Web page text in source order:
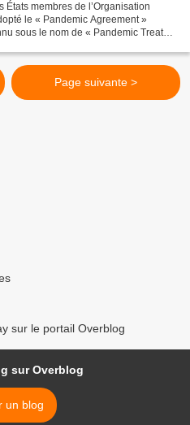
États membres de l’Organisation
le « Pandemic Agreement »
sous le nom de « Pandemic Treaty »
Page suivante >
sur le portail Overblog
sur Overblog
un blog